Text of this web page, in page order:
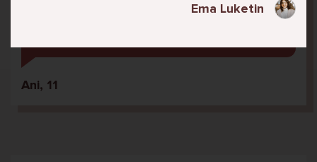
me mama i tata tjeraju. Svaku večer kod kuće
Ani, 11
Ema Luketin